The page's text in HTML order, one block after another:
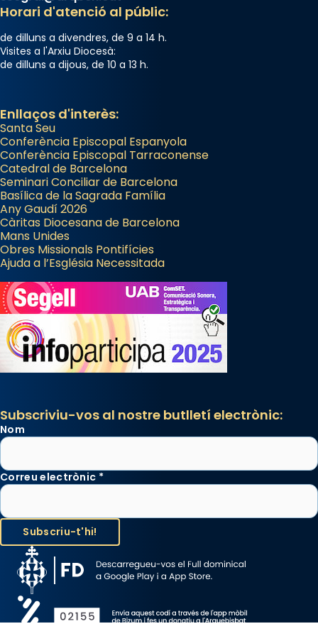
Horari d'atenció al públic:
de dilluns a divendres, de 9 a 14 h.
Visites a l'Arxiu Diocesà:
de dilluns a dijous, de 10 a 13 h.
Enllaços d'interès:
Santa Seu
Conferència Episcopal Espanyola
Conferència Episcopal Tarraconense
Catedral de Barcelona
Seminari Conciliar de Barcelona
Basílica de la Sagrada Família
Any Gaudí 2026
Càritas Diocesana de Barcelona
Mans Unides
Obres Missionals Pontifícies
Ajuda a l’Església Necessitada
Subscriviu-vos al nostre butlletí electrònic:
Nom
Correu electrònic *